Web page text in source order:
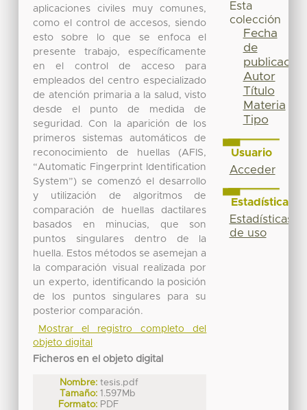
aplicaciones civiles muy comunes,
como el control de accesos, siendo
esto sobre lo que se enfoca el
presente trabajo, específicamente
en el control de acceso para
empleados del centro especializado
de atención primaria a la salud, visto
desde el punto de medida de
seguridad. Con la aparición de los
primeros sistemas automáticos de
reconocimiento de huellas (AFIS,
“Automatic Fingerprint Identification
System”) se comenzó el desarrollo
y utilización de algoritmos de
comparación de huellas dactilares
basados en minucias, que son
puntos singulares dentro de la
huella. Estos métodos se asemejan a
la comparación visual realizada por
un experto, identificando la posición
de los puntos singulares para su
posterior comparación.
Mostrar el registro completo del
objeto digital
Ficheros en el objeto digital
Nombre: tesis.pdf
Tamaño: 1.597Mb
Formato: PDF
Esta
colección
Fecha
de
publicación
Autor
Título
Materia
Tipo
Usuario
Acceder
Estadísticas
Estadísticas
de uso